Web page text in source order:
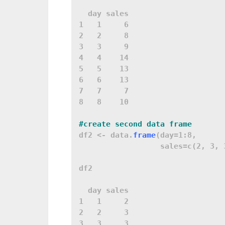
  day sales
1   1     6
2   2     8
3   3     9
4   4    14
5   5    13
6   6    13
7   7     7
8   8    10
df2 <- data. frame(day=1:8,
sales=c(2, 3,
df2
  day sales
1   1     2
2   2     3